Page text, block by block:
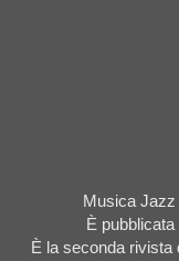
Musica Jazz
È
È la seconda rivista